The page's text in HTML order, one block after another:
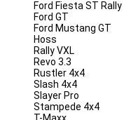
Ford Fiesta ST Rally
Ford GT
Ford Mustang GT
Hoss
Rally VXL
Revo 3.3
Rustler 4x4
Slash 4x4
Slayer Pro
Stampede 4x4